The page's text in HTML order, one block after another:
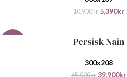
10,900kr 5,390kr
Persisk Nain
300x208
65,000kr 39,900kr